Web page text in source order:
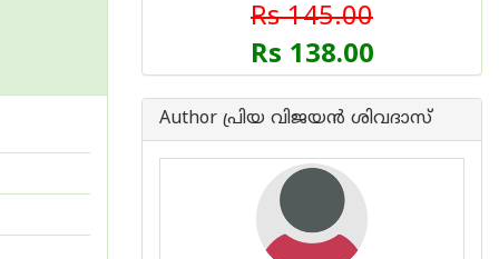
Rs 145.00
Rs 138.00
Author പ്രിയ വിജയന്‍ ശിവദാസ്